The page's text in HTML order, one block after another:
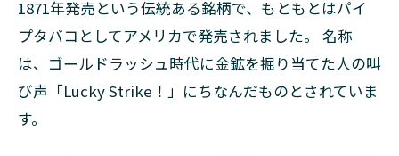
リー
ズ
2.1.1
◆ラッ
1871年発売という伝統ある銘柄で、もともとはパイ
プタバコとしてアメリカで発売されました。 名称
は、ゴールドラッシュ時代に金鉱を掘り当てた人の叫
び声「Lucky Strike！」にちなんだものとされていま
す。